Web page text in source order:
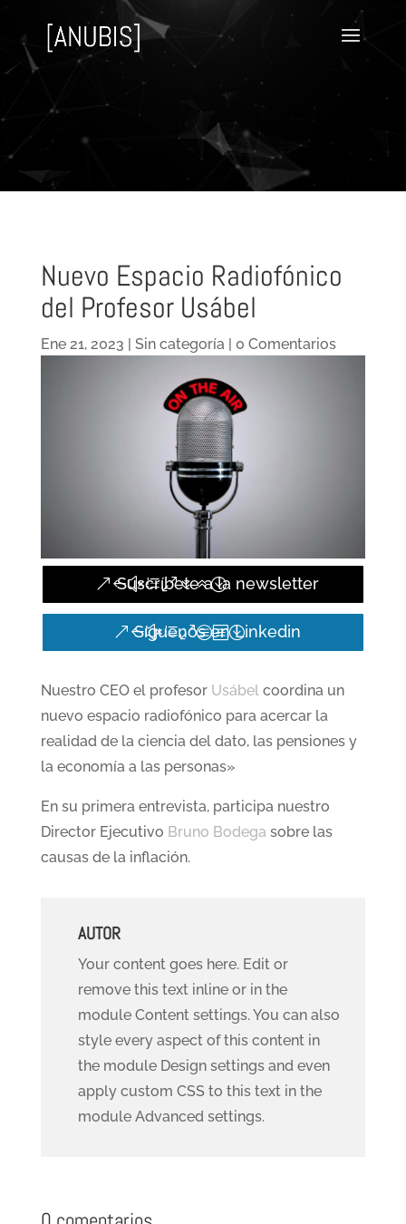
Nuevo Espacio Radiofónico
del Profesor Usábel
Ene 21, 2023 | Sin categoría| 0 Comentarios
Suscríbete a la newsletter
Síguenos en Linkedin
Nuestro CEO el profesor Usábel coordina un
nuevo espacio radiofónico para acercar la
realidad de la ciencia del dato, las pensiones y
la economía a las personas»
En su primera entrevista, participa nuestro
Director Ejecutivo Bruno Bodega sobre las
causas de la inflación.
AUTOR
Your content goes here. Edit or
remove this text inline or in the
module Content settings. You can also
style every aspect of this content in
the module Design settings and even
apply custom CSS to this text in the
module Advanced settings.